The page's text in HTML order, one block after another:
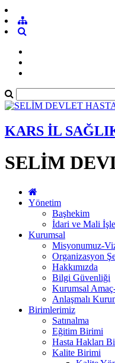
KARS İL
SELİM
Yönetim
Başhekim
İdari ve Mali
Kurumsal
Misyonumuz-
Organizasyon
Hakkımızda
Bilgi Güvenliği
Kurumsal
Anlaşmalı
Birimlerimiz
Satınalma
Eğitim Birimi
Hasta Hakları
Kalite Birimi